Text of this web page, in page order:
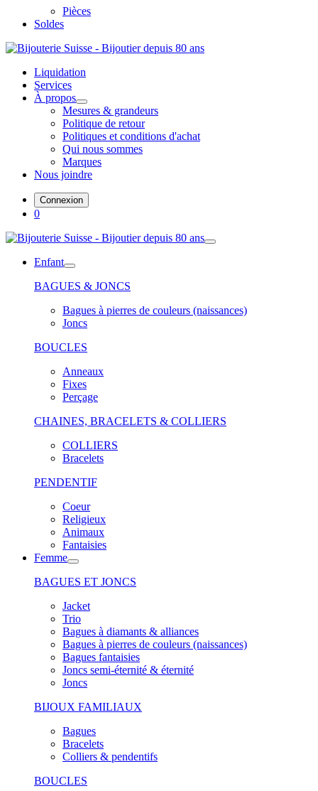
Pièces
Soldes
Liquidation
Services
À propos
Mesures & grandeurs
Politique de retour
Politiques et conditions d'achat
Qui nous sommes
Marques
Nous joindre
Connexion
0
Enfant
BAGUES & JONCS
Bagues à pierres de couleurs (naissances)
Joncs
BOUCLES
Anneaux
Fixes
Perçage
CHAINES, BRACELETS & COLLIERS
COLLIERS
Bracelets
PENDENTIF
Coeur
Religieux
Animaux
Fantaisies
Femme
BAGUES ET JONCS
Jacket
Trio
Bagues à diamants & alliances
Bagues à pierres de couleurs (naissances)
Bagues fantaisies
Joncs semi-éternité & éternité
Joncs
BIJOUX FAMILIAUX
Bagues
Bracelets
Colliers & pendentifs
BOUCLES